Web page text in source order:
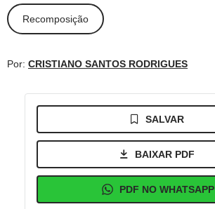
Recomposição
Por: CRISTIANO SANTOS RODRIGUES
SALVAR
BAIXAR PDF
PDF NO WHATSAPP